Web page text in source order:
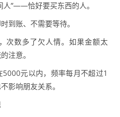
人”——恰好要买东西的人。
到账、不需要等待。
次数多了欠人情。如果金额太
注意。
元以内，频率每月不超过1
影响朋友关系。